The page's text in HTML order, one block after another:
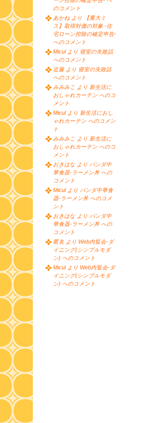
のコメント
あかね より 【重大ミ
ス】取得対価の対象 -住
宅ローン控除の確定申告-
へのコメント
Micul より 寝室の失敗話
へのコメント
近藤 より 寝室の失敗話
へのコメント
みみみこ より 新生活に
おしゃれカーテン へのコ
メント
Micul より 新生活におし
ゃれカーテン へのコメン
ト
みみみこ より 新生活に
おしゃれカーテン へのコ
メント
おきはな より パンダ中
華食器-ラーメン丼 への
コメント
Micul より パンダ中華食
器-ラーメン丼 へのコメ
ント
おきはな より パンダ中
華食器-ラーメン丼 への
コメント
匿名 より Web内覧会-ダ
イニング(シンプルモダ
ン) へのコメント
Micul より Web内覧会-ダ
イニング(シンプルモダ
ン) へのコメント